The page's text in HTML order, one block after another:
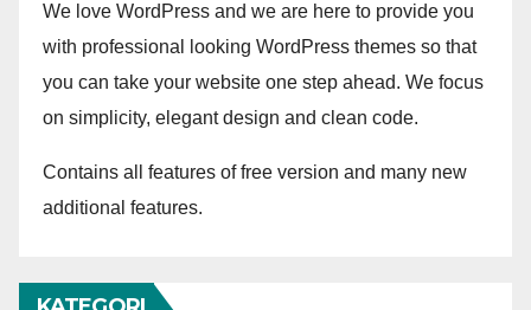
We love WordPress and we are here to provide you
with professional looking WordPress themes so that
you can take your website one step ahead. We focus
on simplicity, elegant design and clean code.
Contains all features of free version and many new
additional features.